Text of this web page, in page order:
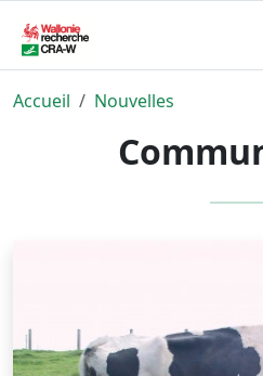
Accueil Nouvelles